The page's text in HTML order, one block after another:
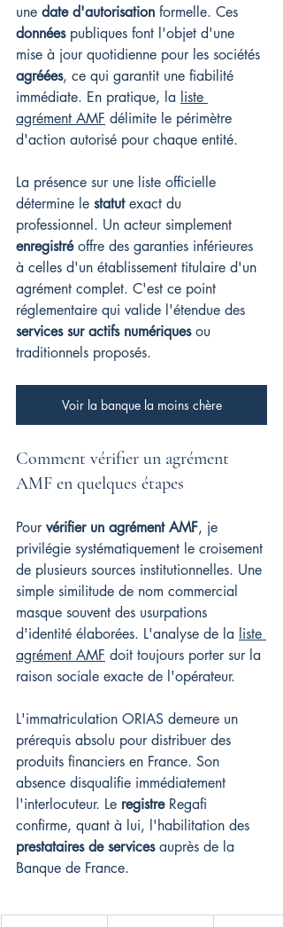
une date d'autorisation formelle. Ces
données publiques font l'objet d'une
mise à jour quotidienne pour les sociétés
agréées, ce qui garantit une fiabilité
immédiate. En pratique, la liste
agrément AMF délimite le périmètre
d'action autorisé pour chaque entité.
La présence sur une liste officielle
détermine le statut exact du
professionnel. Un acteur simplement
enregistré offre des garanties inférieures
à celles d'un établissement titulaire d'un
agrément complet. C'est ce point
réglementaire qui valide l'étendue des
services sur actifs numériques ou
traditionnels proposés.
Voir la banque la moins chère
Comment vérifier un agrément
AMF en quelques étapes
Pour vérifier un agrément AMF, je
privilégie systématiquement le croisement
de plusieurs sources institutionnelles. Une
simple similitude de nom commercial
masque souvent des usurpations
d'identité élaborées. L'analyse de la liste
agrément AMF doit toujours porter sur la
raison sociale exacte de l'opérateur.
L'immatriculation ORIAS demeure un
prérequis absolu pour distribuer des
produits financiers en France. Son
absence disqualifie immédiatement
l'interlocuteur. Le registre Regafi
confirme, quant à lui, l'habilitation des
prestataires de services auprès de la
Banque de France.